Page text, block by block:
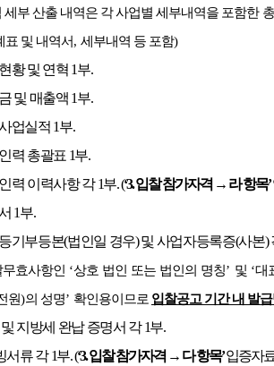
세부 산출 내역은 각 사업별 세부내역을 포함한
표 및 내역서, 세부내역 등 포함)
황 및 연혁 1부.
및 매출액 1부.
업실적 1부.
력 총괄표 1부.
력 이력사항 각1부.(‘3.입찰 참가자격 → 라 항목’
1부.
기부등본(법인일 경우)및 사업자등록증(사본)
효사항인 ‘상호 법인 또는 법인의 명칭’ 및 ‘대
원)의 성명’ 확인용이므로 입찰공고 기간 내 발
지방세 완납 증명서 각1부.
서류 각1부.(‘3.입찰 참가자격 → 다 항목’입증자